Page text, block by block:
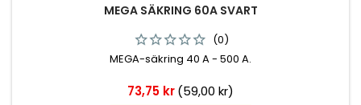
MEGA SÄKRING 60A SVART
(0)
MEGA-säkring 40 A - 500 A.
Pris
73,75 kr(59,00 kr)